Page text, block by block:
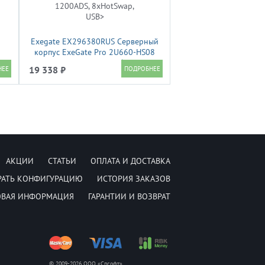
Exegate EX296380RUS Серверный
корпус ExeGate Pro 2U660-HS08
<RM 19", высота 2U, глубина 660,
БП 1200ADS, 8xHotSwap, USB>
19 338 ₽
АКЦИИ СТАТЬИ
ОПЛАТА И ДОСТАВКА
КОНФИГУРАЦИЮ
ИСТОРИЯ ЗАКАЗОВ
ИНФОРМАЦИЯ ГАРАНТИИ И ВОЗВРАТ